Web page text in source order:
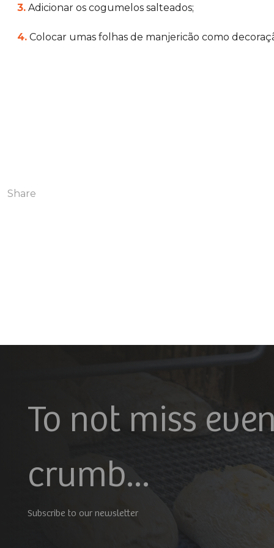
3. Adicionar os cogumelos salteados;
4. Colocar umas folhas de manjericão como
Share
To not miss
crumb...
Subscribe to our newsletter